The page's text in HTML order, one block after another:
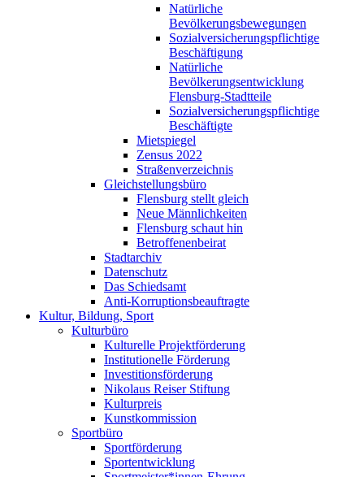
Natürliche
Bevölkerungsbewegungen
Sozialversicherungspflichtige
Beschäftigung
Natürliche
Bevölkerungsentwicklung
Flensburg-Stadtteile
Sozialversicherungspflichtige
Beschäftigte
Mietspiegel
Zensus 2022
Straßenverzeichnis
Gleichstellungsbüro
Flensburg stellt gleich
Neue Männlichkeiten
Flensburg schaut hin
Betroffenenbeirat
Stadtarchiv
Datenschutz
Das Schiedsamt
Anti-Korruptionsbeauftragte
Kultur, Bildung, Sport
Kulturbüro
Kulturelle Projektförderung
Institutionelle Förderung
Investitionsförderung
Nikolaus Reiser Stiftung
Kulturpreis
Kunstkommission
Sportbüro
Sportförderung
Sportentwicklung